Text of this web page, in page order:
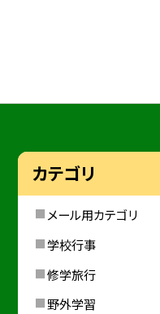
カテゴリ
メール用カテゴリ
学校行事
修学旅行
野外学習